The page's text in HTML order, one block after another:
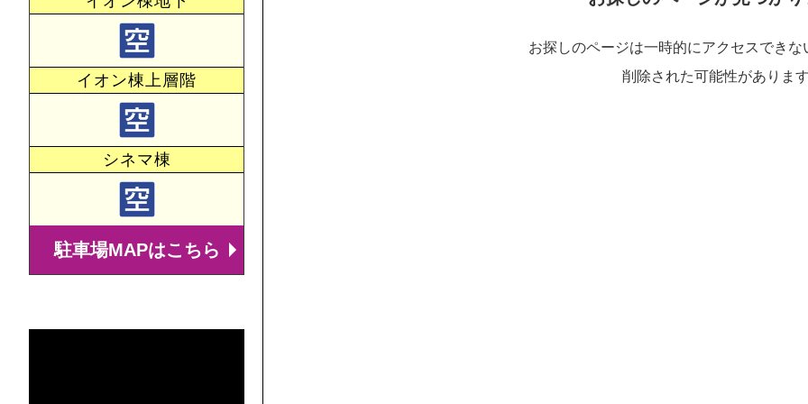
お探しのページは一時的にアクセスできな
削除された可能性があります
イオン棟上層階
シネマ棟
駐車場MAPはこちら